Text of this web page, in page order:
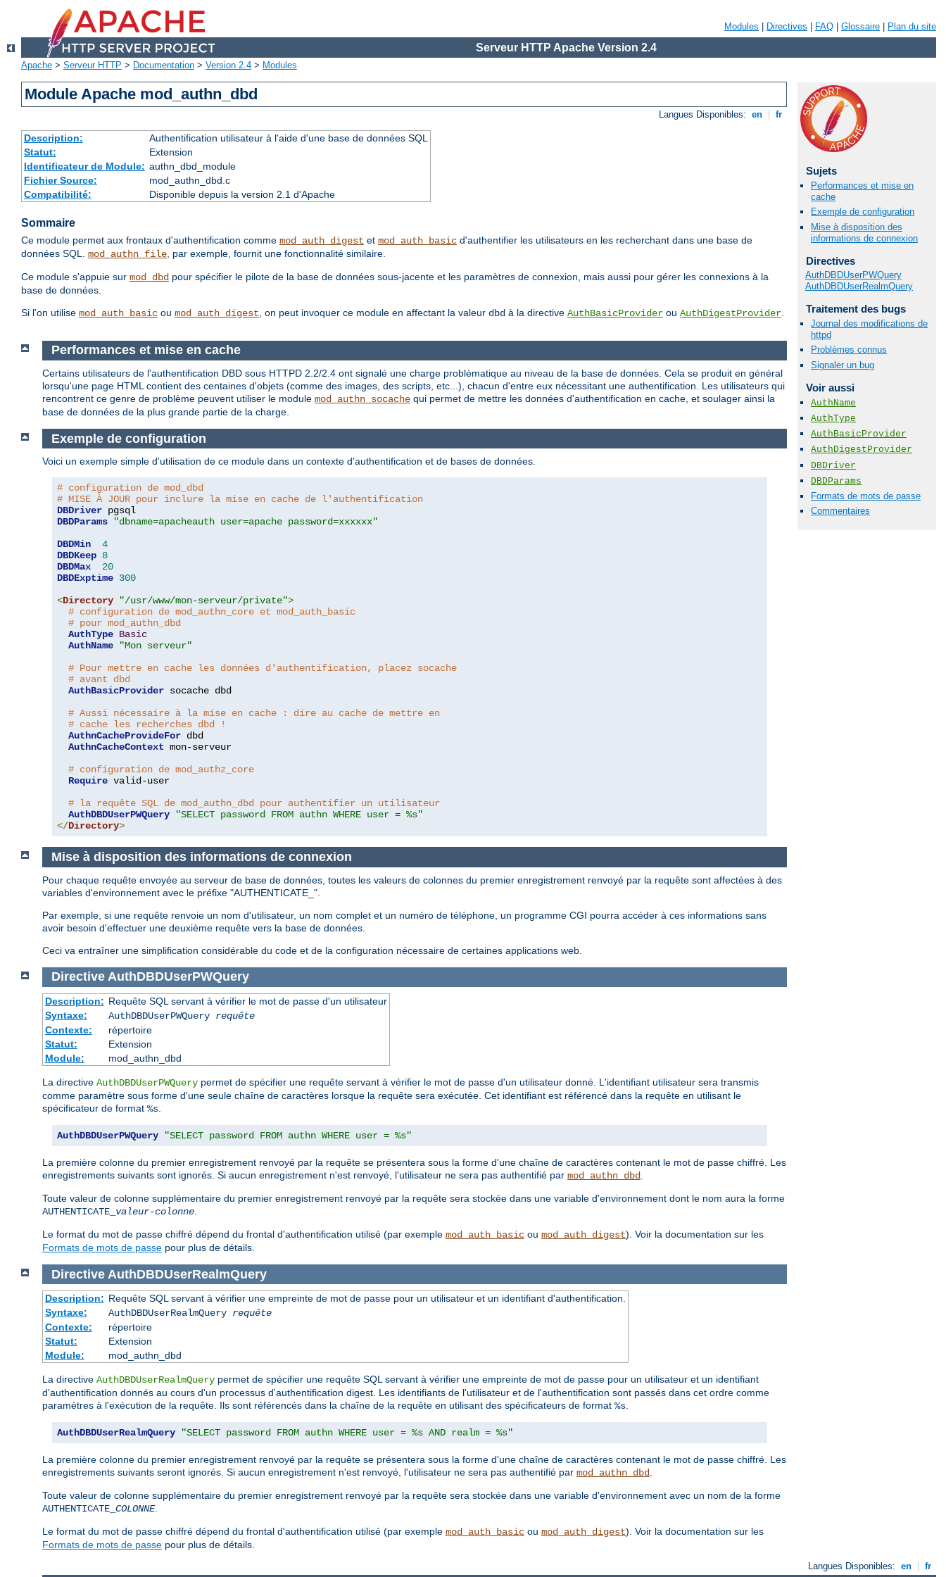
Modules Directives FAQ Glossaire Plan du site
Serveur HTTP Apache Version 2.4
Apache > Serveur HTTP > Documentation > Version 2.4 > Modules
Module Apache mod_authn_dbd
Langues Disponibles: en fr
Description:
Authentification utilisateur à l'aide d'une base de données SQL
Statut:
Extension
Identificateur de Module: authn_dbd_module
Fichier Source:
mod_authn_dbd.c
Compatibilité:
Disponible depuis la version 2.1 d'Apache
Sommaire
Ce module permet aux frontaux d'authentification comme mod_auth_digest et mod_auth_basic d'authentifier les utilisateurs en les recherchant dans une base de
données SQL. mod_authn_file, par exemple, fournit une fonctionnalité similaire.
Ce module s'appuie sur mod_dbd pour spécifier le pilote de la base de données sous-jacente et les paramètres de connexion, mais aussi pour gérer les connexions à la
base de données.
Si l'on utilise mod_auth_basic ou mod_auth_digest, on peut invoquer ce module en affectant la valeur dbd à la directive AuthBasicProvider ou AuthDigestProvider.
Sujets
Performances et mise en
cache
Exemple de configuration
Mise à disposition des
informations de connexion
Directives
AuthDBDUserPWQuery
AuthDBDUserRealmQuery
Traitement des bugs
Journal des modifications de
httpd
Problèmes connus
Signaler un bug
Voir aussi
AuthName
AuthType
AuthBasicProvider
AuthDigestProvider
DBDriver
DBDParams
Formats de mots de passe
Commentaires
Performances et mise en cache
Certains utilisateurs de l'authentification DBD sous HTTPD 2.2/2.4 ont signalé une charge problématique au niveau de la base de données. Cela se produit en général
lorsqu'une page HTML contient des centaines d'objets (comme des images, des scripts, etc...), chacun d'entre eux nécessitant une authentification. Les utilisateurs qui
rencontrent ce genre de problème peuvent utiliser le module mod_authn_socache qui permet de mettre les données d'authentification en cache, et soulager ainsi la
base de données de la plus grande partie de la charge.
Exemple de configuration
Voici un exemple simple d'utilisation de ce module dans un contexte d'authentification et de bases de données.
# configuration de mod_dbd
# MISE À JOUR pour inclure la mise en cache de l'authentification
DBDriver
DBDParams
"dbname=apacheauth user=apache password=xxxxxx"
DBDMin
4
DBDKeep 8
DBDMax
20
DBDExptime 300
<Directory "/usr/www/mon-serveur/private">
# configuration de mod_authn_core et mod_auth_basic
# pour mod_authn_dbd
AuthType Basic
AuthName
"Mon serveur"
# Pour mettre en cache les données d'authentification, placez socache
# avant dbd
AuthBasicProvider socache dbd
# Aussi nécessaire à la mise en cache : dire au cache de mettre en
# cache les recherches dbd !
AuthnCacheProvideFor dbd
AuthnCacheContext mon-serveur
# configuration de mod_authz_core
Require valid-user
# la requête SQL de mod_authn_dbd pour authentifier un utilisateur
AuthDBDUserPWQuery
"SELECT password FROM authn WHERE user = %s"
</Directory>
Mise à disposition des informations de connexion
Pour chaque requête envoyée au serveur de base de données, toutes les valeurs de colonnes du premier enregistrement renvoyé par la requête sont affectées à des
variables d'environnement avec le préfixe "AUTHENTICATE_".
Par exemple, si une requête renvoie un nom d'utilisateur, un nom complet et un numéro de téléphone, un programme CGI pourra accéder à ces informations sans
avoir besoin d'effectuer une deuxième requête vers la base de données.
Ceci va entraîner une simplification considérable du code et de la configuration nécessaire de certaines applications web.
Directive AuthDBDUserPWQuery
Description: Requête SQL servant à vérifier le mot de passe d'un utilisateur
Syntaxe:
AuthDBDUserPWQuery requête
Contexte:
répertoire
Statut:
Extension
Module:
mod_authn_dbd
La directive AuthDBDUserPWQuery permet de spécifier une requête servant à vérifier le mot de passe d'un utilisateur donné. L'identifiant utilisateur sera transmis
comme paramètre sous forme d'une seule chaîne de caractères lorsque la requête sera exécutée. Cet identifiant est référencé dans la requête en utilisant le
spécificateur de format %s
AuthDBDUserPWQuery "SELECT password FROM authn WHERE user = %s"
La première colonne du premier enregistrement renvoyé par la requête se présentera sous la forme d'une chaîne de caractères contenant le mot de passe chiffré. Les
enregistrements suivants sont ignorés. Si aucun enregistrement n'est renvoyé, l'utilisateur ne sera pas authentifié par mod_authn_dbd
Toute valeur de colonne supplémentaire du premier enregistrement renvoyé par la requête sera stockée dans une variable d'environnement dont le nom aura la forme
AUTHENTICATE_ valeur-colonne
Le format du mot de passe chiffré dépend du frontal d'authentification utilisé (par exemple mod_auth_basic ou mod_auth_digest). Voir la documentation sur les
Formats de mots de passe pour plus de détails.
Directive AuthDBDUserRealmQuery
Description: Requête SQL servant à vérifier une empreinte de mot de passe pour un utilisateur et un identifiant d'authentification.
Syntaxe:
AuthDBDUserRealmQuery requête
Contexte:
répertoire
Statut:
Extension
Module:
mod_authn_dbd
La directive AuthDBDUserRealmQuery permet de spécifier une requête SQL servant à vérifier une empreinte de mot de passe pour un utilisateur et un identifiant
d'authentification donnés au cours d'un processus d'authentification digest. Les identifiants de l'utilisateur et de l'authentification sont passés dans cet ordre comme
paramètres à l'exécution de la requête. Ils sont référencés dans la chaîne de la requête en utilisant des spécificateurs de format %s.
AuthDBDUserRealmQuery "SELECT password FROM authn WHERE user = %s AND realm = %s"
La première colonne du premier enregistrement renvoyé par la requête se présentera sous la forme d'une chaîne de caractères contenant le mot de passe chiffré. Les
enregistrements suivants seront ignorés. Si aucun enregistrement n'est renvoyé, l'utilisateur ne sera pas authentifié par mod_authn_dbd.
Toute valeur de colonne supplémentaire du premier enregistrement renvoyé par la requête sera stockée dans une variable d'environnement avec un nom de la forme
AUTHENTICATE_ COLONNE.
Le format du mot de passe chiffré dépend du frontal d'authentification utilisé (par exemple mod_auth_basic ou mod_auth_digest). Voir la documentation sur les
Formats de mots de passe pour plus de détails.
Langues Disponibles: en fr